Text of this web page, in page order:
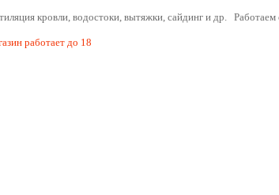
кровли, водостоки, вытяжки, сайдинг и др. Работаем
работает до 18